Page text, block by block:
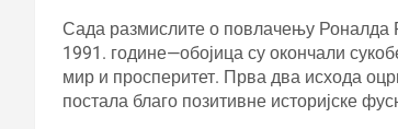
Сада размислите о повлачењу Роналда
1991. године—обојица су окончали
мир и просперитет. Прва два исхода
постала благо позитивне историјске